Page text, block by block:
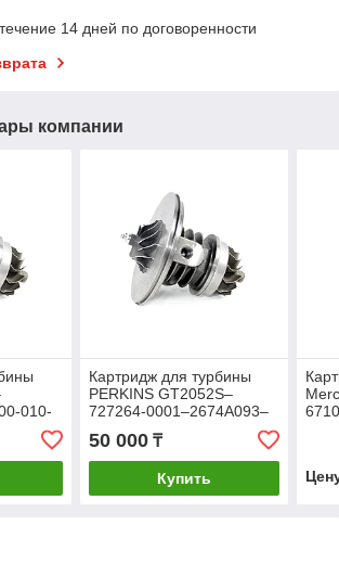
14 дней по договоренности
компании
010-
Картридж для турбины
PERKINS GT2052S–
727264-0001–2674A093–
1000-010-502
50 000₸
Купить